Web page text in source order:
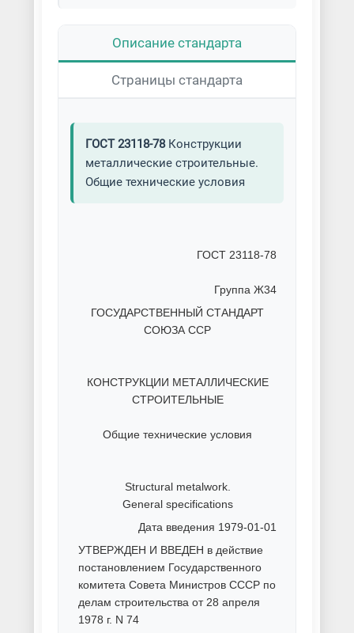
Описание стандарта
Страницы стандарта
ГОСТ 23118-78Конструкции
металлические строительные.
Общие технические условия